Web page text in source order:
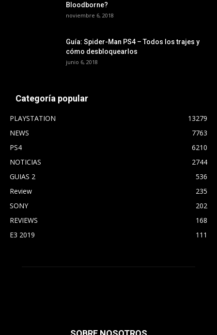
Bloodborne?
noviembre 6, 2018
Guía: Spider-Man PS4 – Todos los trajes y
cómo desbloquearlos
junio 6, 2018
Categoría popular
PLAYSTATION
13279
NEWS
7763
PS4
6210
NOTICIAS
2744
GUIAS 2
536
Review
235
SONY
202
REVIEWS
168
E3 2019
111